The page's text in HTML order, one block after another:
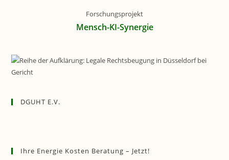
Forschungsprojekt
Mensch-KI-Synergie
DGUHT E.V.
Ihre Energie Kosten Beratung – Jetzt!